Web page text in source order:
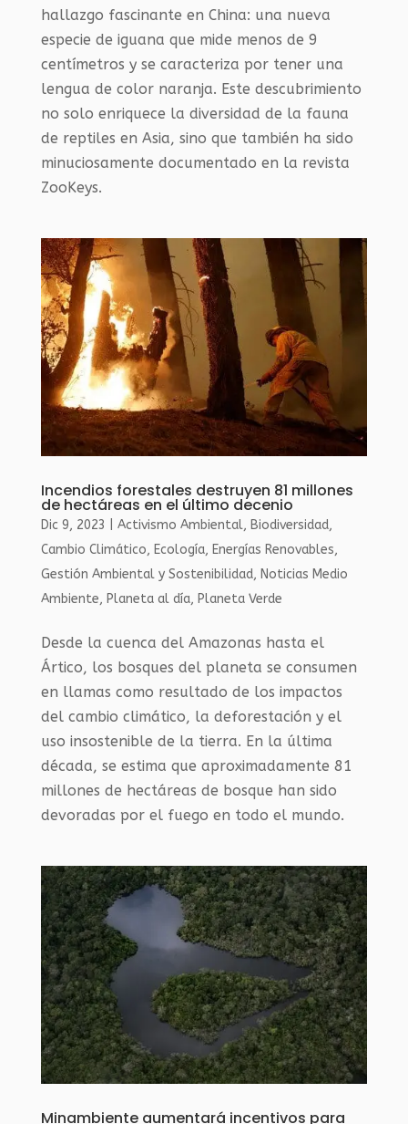
hallazgo fascinante en China: una nueva
especie de iguana que mide menos de 9
centímetros y se caracteriza por tener una
lengua de color naranja. Este descubrimiento
no solo enriquece la diversidad de la fauna
de reptiles en Asia, sino que también ha sido
minuciosamente documentado en la revista
ZooKeys.
Incendios forestales destruyen 81 millones
de hectáreas en el último decenio
Dic 9, 2023 Activismo Ambiental, Biodiversidad,
Cambio Climático, Ecología, Energías Renovables,
Gestión Ambiental y Sostenibilidad, Noticias Medio
Ambiente, Planeta al día, Planeta Verde
Desde la cuenca del Amazonas hasta el
Ártico, los bosques del planeta se consumen
en llamas como resultado de los impactos
del cambio climático, la deforestación y el
uso insostenible de la tierra. En la última
década, se estima que aproximadamente 81
millones de hectáreas de bosque han sido
devoradas por el fuego en todo el mundo.
Minambiente aumentará incentivos para